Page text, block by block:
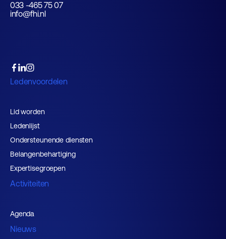
033 -465 75 07
info@fhi.nl
Ledenvoordelen
Lid worden
Ledenlijst
Ondersteunende diensten
Belangenbehartiging
Expertisegroepen
Activiteiten
Agenda
Nieuws